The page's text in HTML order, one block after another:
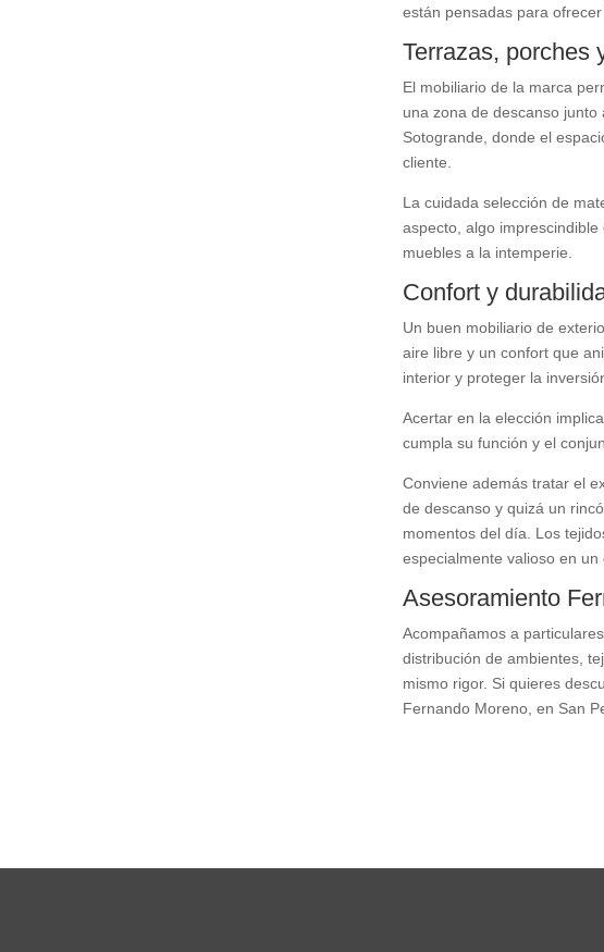
están pensadas para
Terrazas, porches
El mobiliario de la marca
una zona de descanso
Sotogrande, donde el
cliente.
La cuidada selección de
aspecto, algo
muebles a la intemperie.
Confort y
Un buen mobiliario de
aire libre y un confort que
interior y proteger la
Acertar en la elección
cumpla su función y el
Conviene además tratar el
de descanso y quizá un
momentos del día. Los
especialmente valioso en
Asesoramiento
Acompañamos a
distribución de ambientes,
mismo rigor. Si quieres
Fernando Moreno, en San